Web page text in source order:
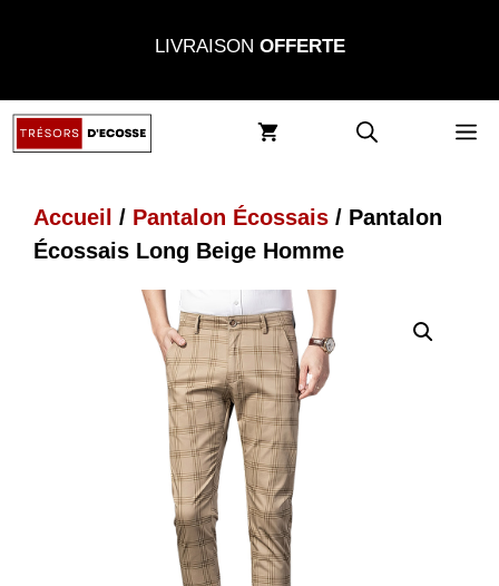
LIVRAISON OFFERTE
Accueil / Pantalon Écossais / Pantalon
Écossais Long Beige Homme